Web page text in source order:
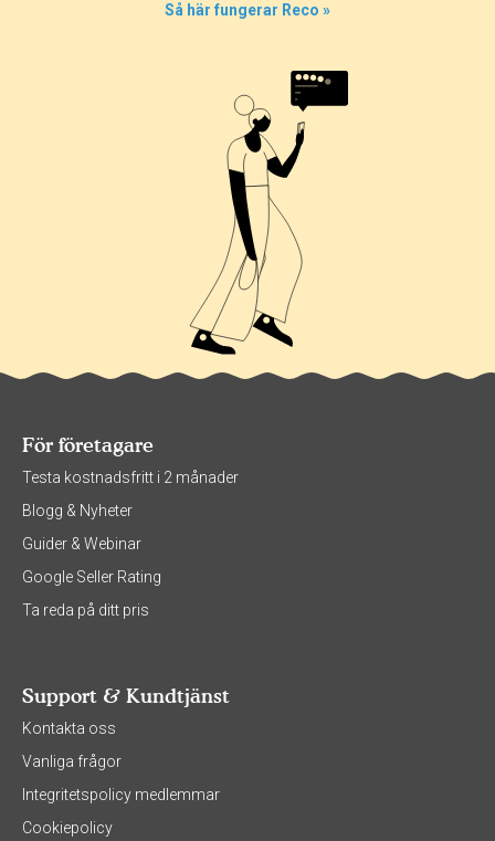
Så här fungerar Reco »
För företagare
Testa kostnadsfritt i 2 månader
Blogg & Nyheter
Guider & Webinar
Google Seller Rating
Ta reda på ditt pris
Support & Kundtjänst
Kontakta oss
Vanliga frågor
Integritetspolicy medlemmar
Cookiepolicy